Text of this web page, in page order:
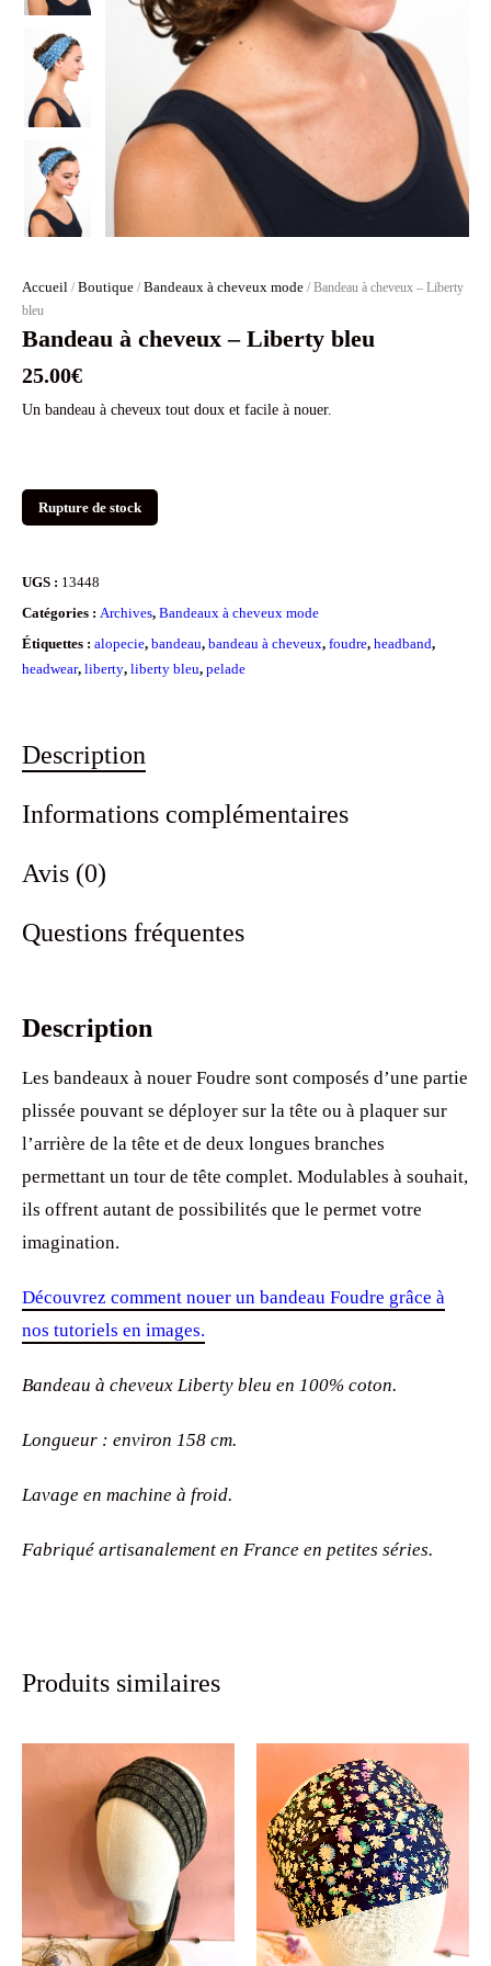
Accueil / Boutique / Bandeaux à cheveux mode / Bandeau à cheveux – Liberty
bleu
Bandeau à cheveux – Liberty bleu
25.00€
Un bandeau à cheveux tout doux et facile à nouer.
Rupture de stock
UGS : 13448
Catégories : Archives, Bandeaux à cheveux mode
Étiquettes : alopecie, bandeau, bandeau à cheveux, foudre, headband,
headwear, liberty, liberty bleu, pelade
Description
Informations complémentaires
Avis (0)
Questions fréquentes
Description
Les bandeaux à nouer Foudre sont composés d’une partie
plissée pouvant se déployer sur la tête ou à plaquer sur
l’arrière de la tête et de deux longues branches
permettant un tour de tête complet. Modulables à souhait,
ils offrent autant de possibilités que le permet votre
imagination.
Découvrez comment nouer un bandeau Foudre grâce à
nos tutoriels en images.
Bandeau à cheveux Liberty bleu en 100% coton.
Longueur : environ 158 cm.
Lavage en machine à froid.
Fabriqué artisanalement en France en petites séries.
Produits similaires